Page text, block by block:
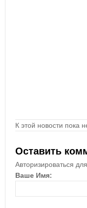
К этой новости пока
Оставить
Авторизироваться для
Ваше Имя: